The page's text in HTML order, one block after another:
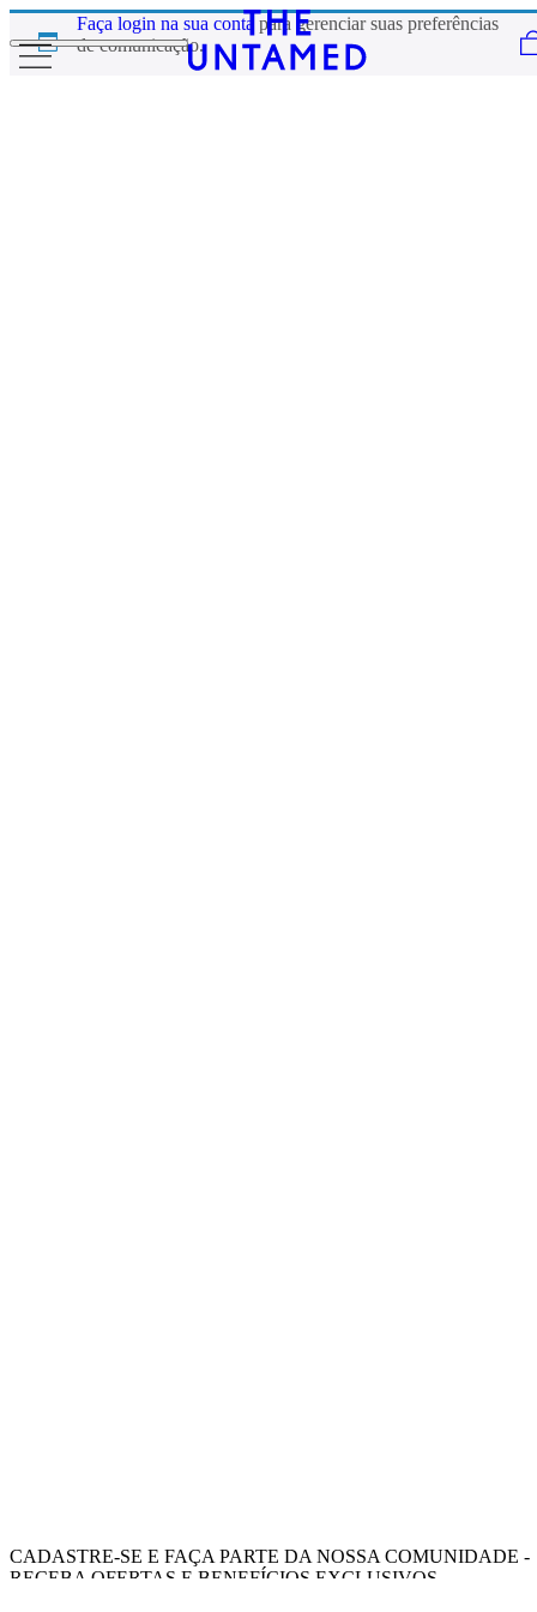
Skip to contentFaça login na sua conta para gerenciar suas preferências
de comunicação.
CADASTRE-SE E FAÇA PARTE DA NOSSA COMUNIDADE -
RECEBA OFERTAS E BENEFÍCIOS EXCLUSIVOS.